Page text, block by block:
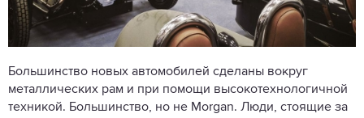
Большинство новых автомобилей сделаны вокруг
металлических рам и при помощи высокотехнологичной
техникой. Большинство, но не Morgan. Люди, стоящие за